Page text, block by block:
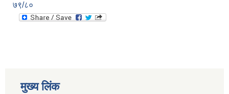
७९/८०
मुख्य लिंक